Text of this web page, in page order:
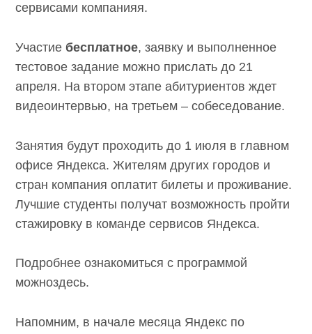
сервисами компанияя.
Участиебесплатное, заявку и выполненное
тестовое задание можно прислать до 21
апреля. На втором этапе абитуриентов ждет
видеоинтервью, на третьем – собеседование.
Занятия будут проходить до 1 июля в главном
офисе Яндекса. Жителям других городов и
стран компания оплатит билеты и проживание.
Лучшие студенты получат возможность пройти
стажировку в команде сервисов Яндекса.
Подробнее ознакомиться с программой
можноздесь.
Напомним, в начале месяца Яндекс по